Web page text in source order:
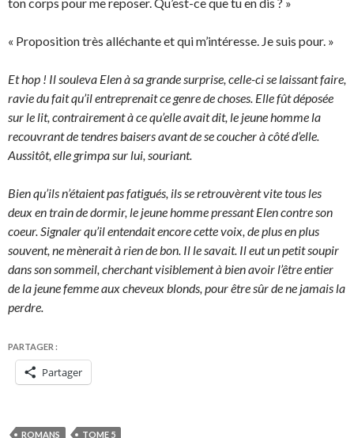
« Proposition très alléchante et qui m’intéresse. Je suis pour. »
Et hop ! Il souleva Elen à sa grande surprise, celle-ci se laissant faire,
ravie du fait qu’il entreprenait ce genre de choses. Elle fût déposée
sur le lit, contrairement à ce qu’elle avait dit, le jeune homme la
recouvrant de tendres baisers avant de se coucher à côté d’elle.
Aussitôt, elle grimpa sur lui, souriant.
Bien qu’ils n’étaient pas fatigués, ils se retrouvèrent vite tous les
deux en train de dormir, le jeune homme pressant Elen contre son
coeur. Signaler qu’il entendait encore cette voix, de plus en plus
souvent, ne mènerait à rien de bon. Il le savait. Il eut un petit soupir
dans son sommeil, cherchant visiblement à bien avoir l’être entier
de la jeune femme aux cheveux blonds, pour être sûr de ne jamais la
perdre.
PARTAGER :
Partager
ROMANS TOME 5